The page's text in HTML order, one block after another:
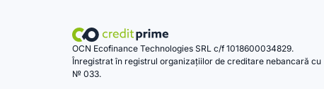
OCN Ecofinance Technologies SRL c/f 1018600034829.
Înregistrat în registrul organizațiilor de creditare nebancară cu
№ 033.